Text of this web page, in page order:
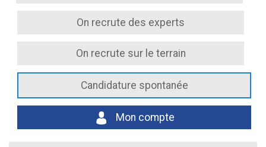
On recrute des experts
On recrute sur le terrain
Candidature spontanée
Mon compte